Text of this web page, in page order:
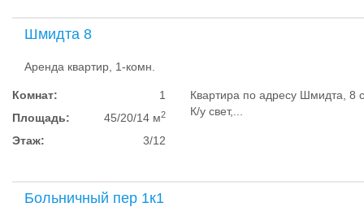
Шмидта 8
Аренда квартир, 1-комн.
Комнат:
1
Площадь:
45/20/14 м2
Этаж: 3/12
Квартира по адресу Шмидта, 8
К/у свет,...
Больничный пер 1к1